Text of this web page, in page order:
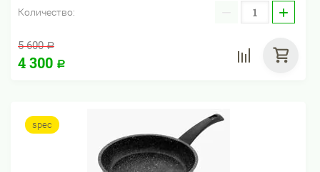
Количество: − +
5 600 Р
4 300 Р
spec